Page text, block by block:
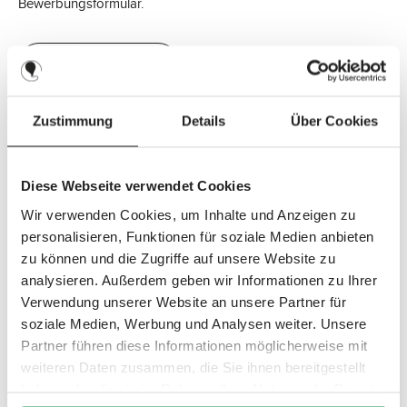
Zustimmung Details Über Cookies
Diese Webseite verwendet Cookies
Wir verwenden Cookies, um Inhalte und Anzeigen zu
personalisieren, Funktionen für soziale Medien anbieten
zu können und die Zugriffe auf unsere Website zu
analysieren. Außerdem geben wir Informationen zu Ihrer
Verwendung unserer Website an unsere Partner für
soziale Medien, Werbung und Analysen weiter. Unsere
Partner führen diese Informationen möglicherweise mit
weiteren Daten zusammen, die Sie ihnen bereitgestellt